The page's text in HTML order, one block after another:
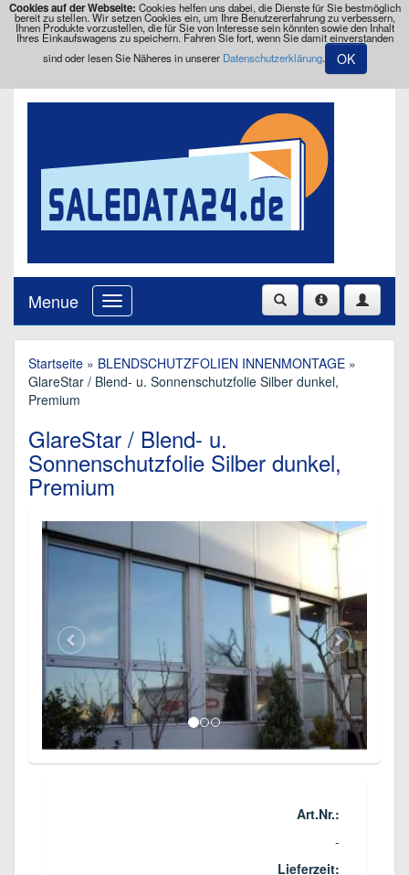
Cookies auf der Webseite: Cookies helfen uns dabei, die Dienste für Sie bestmöglich
bereit zu stellen. Wir setzen Cookies ein, um Ihre Benutzererfahrung zu verbessern,
Ihnen Produkte vorzustellen, die für Sie von Interesse sein könnten sowie den Inhalt
Ihres Einkaufswagens zu speichern. Fahren Sie fort, wenn Sie damit einverstanden
sind oder lesen Sie Näheres in unserer Datenschutzerklärung. OK
Menue
Startseite » BLENDSCHUTZFOLIEN INNENMONTAGE »
GlareStar / Blend- u. Sonnenschutzfolie Silber dunkel,
Premium
GlareStar / Blend- u.
Sonnenschutzfolie Silber dunkel,
Premium
Art.Nr.:
-
Lieferzeit: